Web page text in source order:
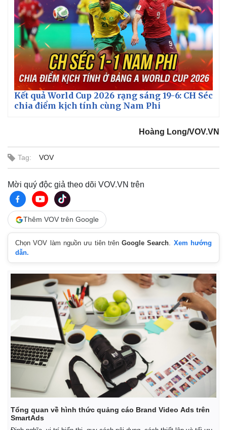
Kết quả World Cup 2026 rạng sáng 19-6: CH Séc
chia điểm kịch tính cùng Nam Phi
Hoàng Long/VOV.VN
Tag: VOV
Mời quý độc giả theo dõi VOV.VN trên
Thêm VOV trên Google
Chọn VOV làm nguồn ưu tiên trênGoogle Search. Xem hướng
dẫn.
Tổng quan về hình thức quảng cáo Brand Video Ads trên
SmartAds